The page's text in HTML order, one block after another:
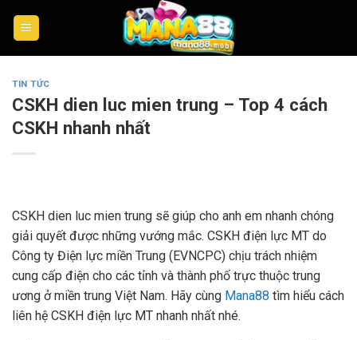
TIN TỨC
CSKH dien luc mien trung – Top 4 cách
CSKH nhanh nhất
CSKH dien luc mien trung sẽ giúp cho anh em nhanh chóng
giải quyết được những vướng mắc. CSKH điện lực MT do
Công ty Điện lực miền Trung (EVNCPC) chịu trách nhiệm
cung cấp điện cho các tỉnh và thành phố trực thuộc trung
ương ở miền trung Việt Nam. Hãy cùng Mana88 tìm hiểu cách
liên hệ CSKH điện lực MT nhanh nhất nhé.